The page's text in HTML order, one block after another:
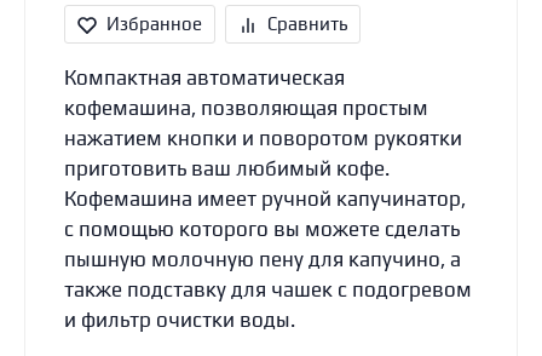
Избранное Сравнить
Компактная автоматическая
кофемашина, позволяющая простым
нажатием кнопки и поворотом рукоятки
приготовить ваш любимый кофе.
Кофемашина имеет ручной капучинатор,
с помощью которого вы можете сделать
пышную молочную пену для капучино, а
также подставку для чашек с подогревом
и фильтр очистки воды.